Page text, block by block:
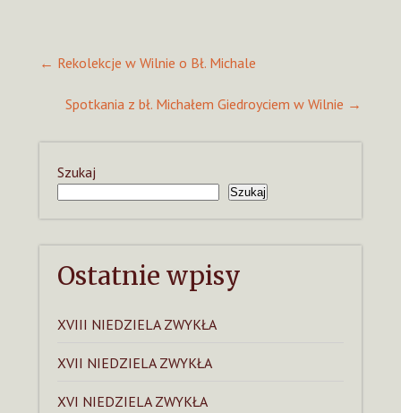
navigation
← Rekolekcje w Wilnie o Bł. Michale
Spotkania z bł. Michałem Giedroyciem w Wilnie →
Szukaj
Szukaj
Ostatnie wpisy
XVIII NIEDZIELA ZWYKŁA
XVII NIEDZIELA ZWYKŁA
XVI NIEDZIELA ZWYKŁA